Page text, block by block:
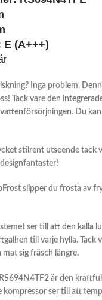
E (A+++)
Inga problem.
Tack vare den
Du
stilrent utseende tack
slipper du frosta av
ser till att den kalla
till varje hylla.
sig fräsch längre.
är den
kompressor ser till att